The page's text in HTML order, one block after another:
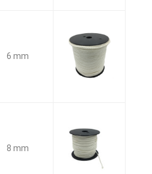
6 mm
8 mm